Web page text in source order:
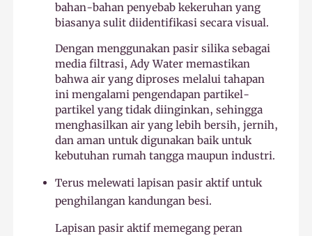
bahan-bahan penyebab kekeruhan yang
biasanya sulit diidentifikasi secara visual.
Dengan menggunakan pasir silika sebagai
media filtrasi, Ady Water memastikan
bahwa air yang diproses melalui tahapan
ini mengalami pengendapan partikel-
partikel yang tidak diinginkan, sehingga
menghasilkan air yang lebih bersih, jernih,
dan aman untuk digunakan baik untuk
kebutuhan rumah tangga maupun industri.
Terus melewati lapisan pasir aktif untuk
penghilangan kandungan besi.
Lapisan pasir aktif memegang peran